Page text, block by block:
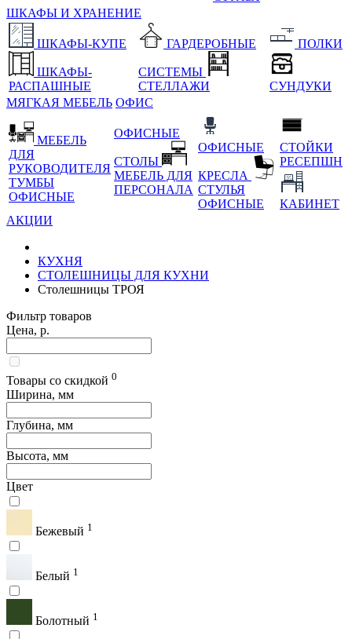
ШКАФЫ И ХРАНЕНИЕ
ШКАФЫ-КУПЕ
ШКАФЫ-
РАСПАШНЫЕ
ГАРДЕРОБНЫЕ
СИСТЕМЫ
СТЕЛЛАЖИ
ПОЛКИ
СУНДУКИ
МЯГКАЯ МЕБЕЛЬ ОФИС
МЕБЕЛЬ
ДЛЯ
РУКОВОДИТЕЛЯ
ТУМБЫ
ОФИСНЫЕ
ОФИСНЫЕ
СТОЛЫ
МЕБЕЛЬ ДЛЯ
ПЕРСОНАЛА
ОФИСНЫЕ
КРЕСЛА
СТУЛЬЯ
ОФИСНЫЕ
СТОЙКИ
РЕСЕПШН
КАБИНЕТ
АКЦИИ
КУХНЯ
СТОЛЕШНИЦЫ ДЛЯ КУХНИ
Столешницы ТРОЯ
Фильтр товаров
Цена, р.
Товары со скидкой 0
Ширина, мм
Глубина, мм
Высота, мм
Цвет
Бежевый 1
Белый 1
Болотный 1